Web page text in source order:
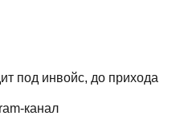
под инвойс, до прихода
канал